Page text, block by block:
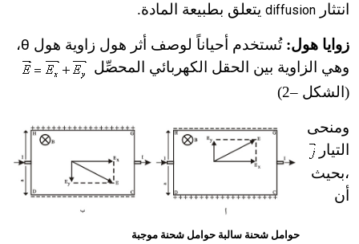
انتثار diffusion يتعلق بطبيعة المادة.
زوايا هول: تُستخدم أحياناً لوصف أثر هول زاوية هول θ،
وهي الزاوية بين الحقل الكهربائي المحصِّل
(الشكل –2)
حوامل شحنة سالبة حوامل شحنة موجبة
ومنحى
التيار
،بحيث
أن